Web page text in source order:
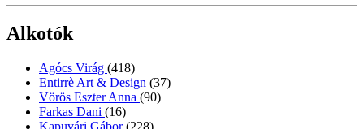
Alkotók
Agócs Virág (418)
Entirrè Art & Design (37)
Vörös Eszter Anna (90)
Farkas Dani (16)
Kapuvári Gábor(228)